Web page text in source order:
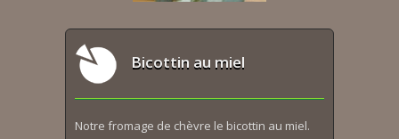
Bicottin au miel
Notre fromage de chèvre le bicottin au miel.